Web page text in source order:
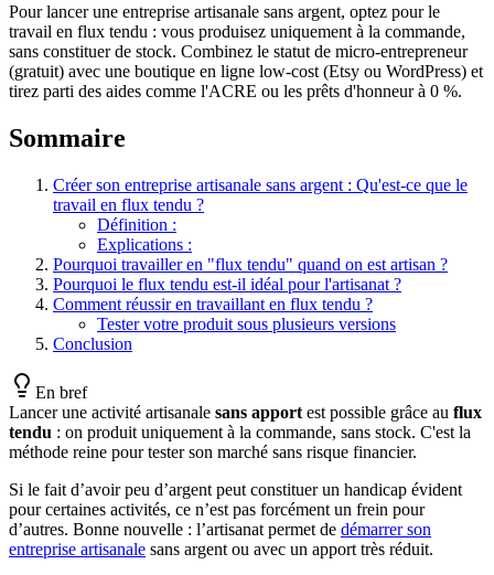
Pour lancer une entreprise artisanale sans argent, optez pour le
travail en flux tendu : vous produisez uniquement à la commande,
sans constituer de stock. Combinez le statut de micro-entrepreneur
(gratuit) avec une boutique en ligne low-cost (Etsy ou WordPress) et
tirez parti des aides comme l'ACRE ou les prêts d'honneur à 0 %.
Sommaire
Créer son entreprise artisanale sans argent : Qu'est-ce que le
travail en flux tendu ?
Définition :
Explications :
Pourquoi travailler en "flux tendu" quand on est artisan ?
Pourquoi le flux tendu est-il idéal pour l'artisanat ?
Comment réussir en travaillant en flux tendu ?
Tester votre produit sous plusieurs versions
Conclusion
En bref
Lancer une activité artisanale sans apport est possible grâce au flux
tendu : on produit uniquement à la commande, sans stock. C'est la
méthode reine pour tester son marché sans risque financier.
Si le fait d’avoir peu d’argent peut constituer un handicap évident
pour certaines activités, ce n’est pas forcément un frein pour
d’autres. Bonne nouvelle : l’artisanat permet de démarrer son
entreprise artisanale sans argent ou avec un apport très réduit.